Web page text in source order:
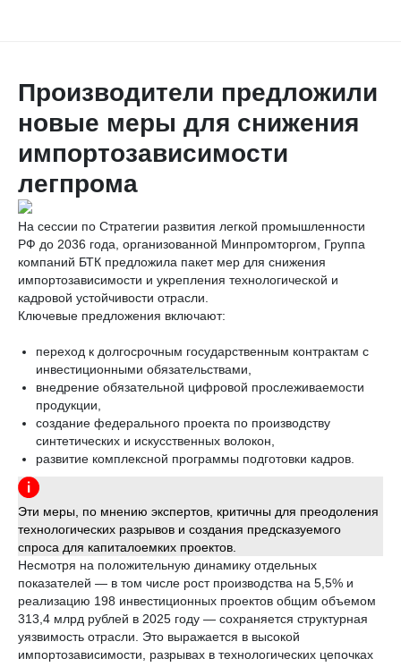
Производители предложили
новые меры для снижения
импортозависимости
легпрома
На сессии по Стратегии развития легкой промышленности
РФ до 2036 года, организованной Минпромторгом, Группа
компаний БТК предложила пакет мер для снижения
импортозависимости и укрепления технологической и
кадровой устойчивости отрасли.
Ключевые предложения включают:
переход к долгосрочным государственным контрактам с
инвестиционными обязательствами,
внедрение обязательной цифровой прослеживаемости
продукции,
создание федерального проекта по производству
синтетических и искусственных волокон,
развитие комплексной программы подготовки кадров.
Эти меры, по мнению экспертов, критичны для преодоления
технологических разрывов и создания предсказуемого
спроса для капиталоемких проектов.
Несмотря на положительную динамику отдельных
показателей — в том числе рост производства на 5,5% и
реализацию 198 инвестиционных проектов общим объемом
313,4 млрд рублей в 2025 году — сохраняется структурная
уязвимость отрасли. Это выражается в высокой
импортозависимости, разрывах в технологических цепочках